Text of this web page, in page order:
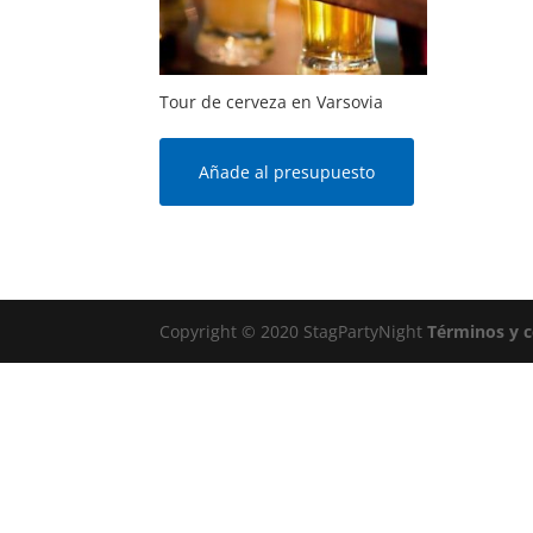
Tour de cerveza en Varsovia
Añade al presupuesto
Copyright © 2020 StagPartyNightTérminos y